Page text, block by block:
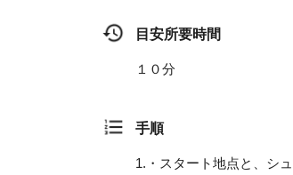
目安所要時間
１０分
手順
1. ・スタート地点と、シ